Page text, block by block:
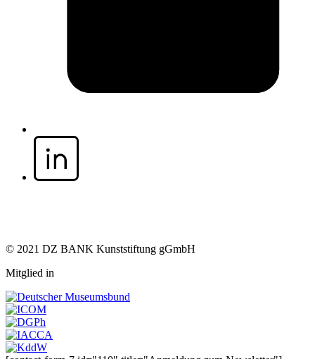
© 2021 DZ BANK Kunststiftung gGmbH
Mitglied in